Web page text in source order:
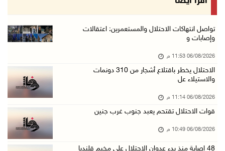
جماهير شعبنا تشيع جثمان الشهيد علاء صبيح في ت ...
الاحتلال يوسع حملات الدهم والاعتقال في قلنديا ...
06/آب/2026 08:06 م
الرئيس المصري وملك البحرين يشددان على ضرورة ت ...
تواصل انتهاكات الاحتلال والمستعمرين: اعتقالات
وإصابات و
06/08/2026 11:53 م
الاحتلال يخطر باقتلاع أشجار من 310 دونمات
والاستيلاء عل
06/08/2026 11:14 م
قوات الاحتلال تقتحم يعبد جنوب غرب جنين
06/08/2026 10:49 م
48 إصابة منذ بدء عدوان الاحتلال على مخيم قلنديا